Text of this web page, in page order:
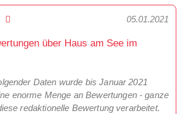
05.01.2021
über Haus am See im
Daten wurde bis Januar 2021
enorme Menge an Bewertungen - ganze
redaktionelle Bewertung verarbeitet.